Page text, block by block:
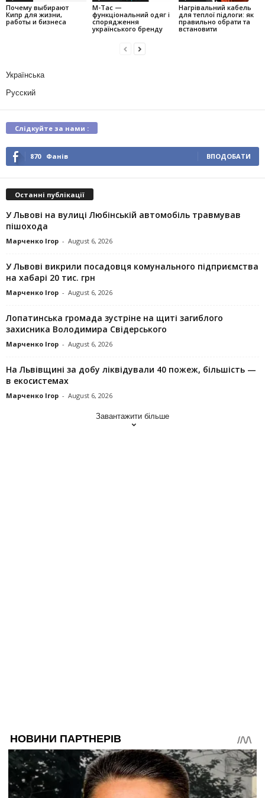
Почему выбирают
Кипр для жизни,
работы и бизнеса
M-Tac —
функціональний одяг і
спорядження
українського бренду
Нагрівальний кабель
для теплої підлоги: як
правильно обрати та
встановити
Українська
Русский
Слідкуйте за нами :
870 Фанів ВПОДОБАТИ
Останні публікації
У Львові на вулиці Любінській автомобіль травмував
пішохода
Марченко Ігор - August 6, 2026
У Львові викрили посадовця комунального підприємства
на хабарі 20 тис. грн
Марченко Ігор - August 6, 2026
Лопатинська громада зустріне на щиті загиблого
захисника Володимира Свідерського
Марченко Ігор - August 6, 2026
На Львівщині за добу ліквідували 40 пожеж, більшість —
в екосистемах
Марченко Ігор - August 6, 2026
Завантажити більше